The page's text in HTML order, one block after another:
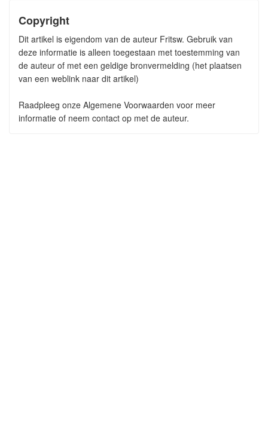
Copyright
Dit artikel is eigendom van de auteur Fritsw. Gebruik van
deze informatie is alleen toegestaan met toestemming van
de auteur of met een geldige bronvermelding (het plaatsen
van een weblink naar dit artikel)
Raadpleeg onze Algemene Voorwaarden voor meer
informatie of neem contact op met de auteur.